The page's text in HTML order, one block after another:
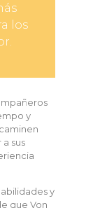
los
y
sus
y
que Von